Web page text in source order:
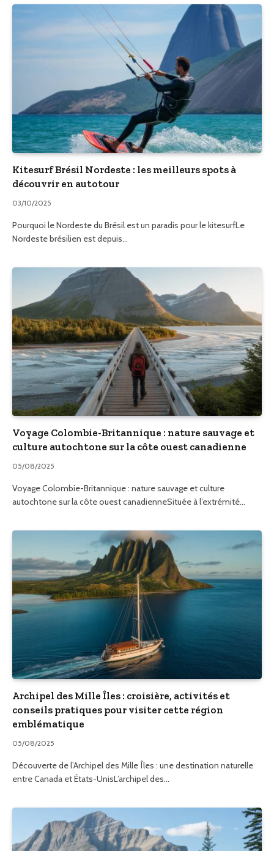
Kitesurf Brésil Nordeste : les meilleurs spots à
découvrir en autotour
03/10/2025
Pourquoi le Nordeste du Brésil est un paradis pour le kitesurfLe
Nordeste brésilien est depuis…
Voyage Colombie-Britannique : nature sauvage et
culture autochtone sur la côte ouest canadienne
05/08/2025
Voyage Colombie-Britannique : nature sauvage et culture
autochtone sur la côte ouest canadienneSituée à l’extrémité…
Archipel des Mille Îles : croisière, activités et
conseils pratiques pour visiter cette région
emblématique
05/08/2025
Découverte de l’Archipel des Mille Îles : une destination naturelle
entre Canada et États-UnisL’archipel des…